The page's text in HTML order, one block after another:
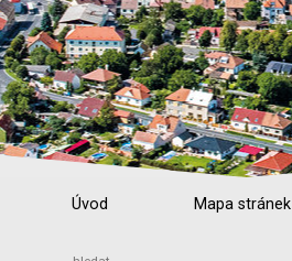
Úvod Mapa stránek